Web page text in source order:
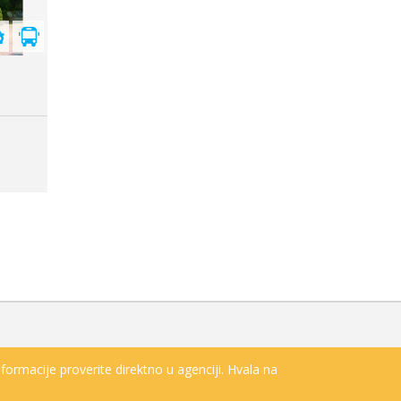
s
proverite direktno u agenciji. Hvala na